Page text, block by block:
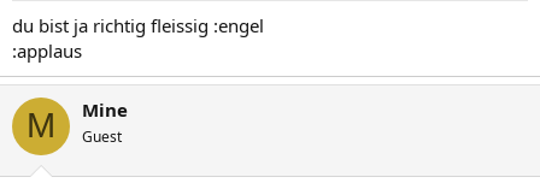
du bist ja richtig fleissig :engel
:applaus
M Mine
Guest